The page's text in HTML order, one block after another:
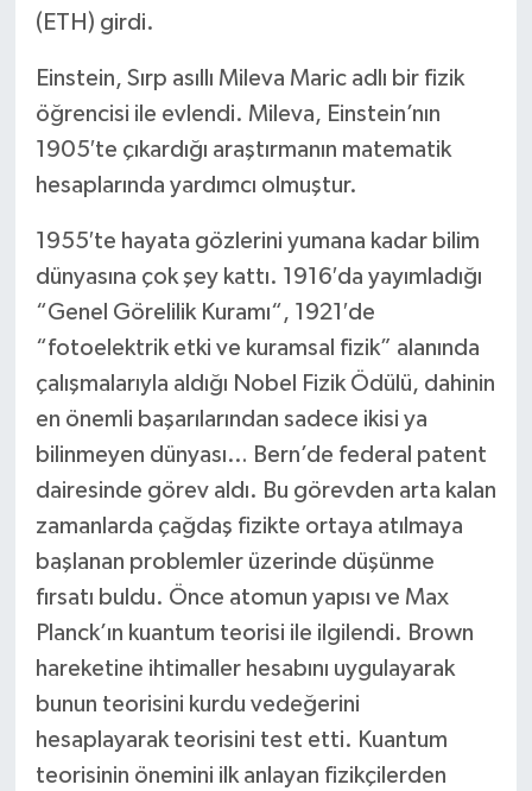
(ETH) girdi.
Einstein, Sırp asıllı Mileva Maric adlı bir fizik
öğrencisi ile evlendi. Mileva, Einstein’nın
1905′te çıkardığı araştırmanın matematik
hesaplarında yardımcı olmuştur.
1955′te hayata gözlerini yumana kadar bilim
dünyasına çok şey kattı. 1916′da yayımladığı
“Genel Görelilik Kuramı“, 1921′de
“fotoelektrik etki ve kuramsal fizik” alanında
çalışmalarıyla aldığı Nobel Fizik Ödülü, dahinin
en önemli başarılarından sadece ikisi ya
bilinmeyen dünyası… Bern’de federal patent
dairesinde görev aldı. Bu görevden arta kalan
zamanlarda çağdaş fizikte ortaya atılmaya
başlanan problemler üzerinde düşünme
fırsatı buldu. Önce atomun yapısı ve Max
Planck’ın kuantum teorisi ile ilgilendi. Brown
hareketine ihtimaller hesabını uygulayarak
bunun teorisini kurdu vedeğerini
hesaplayarak teorisini test etti. Kuantum
teorisinin önemini ilk anlayan fizikçilerden